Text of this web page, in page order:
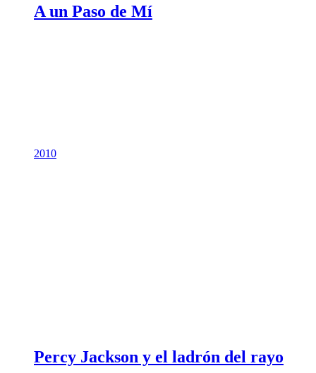
A un Paso de Mí
2010
Percy Jackson y el ladrón del rayo